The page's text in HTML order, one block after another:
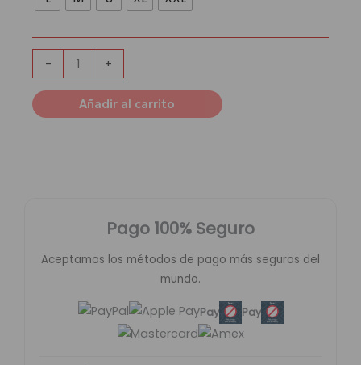
-
Spotify
Travis
Scott
cantidad
+
Añadir al carrito
Pago 100% Seguro
Aceptamos los métodos de pago más seguros del
mundo.
Pay Pay